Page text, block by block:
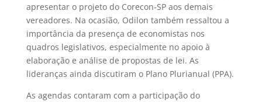
apresentar o projeto do Corecon-SP aos demais
vereadores. Na ocasião, Odilon também ressaltou a
importância da presença de economistas nos
quadros legislativos, especialmente no apoio à
elaboração e análise de propostas de lei. As
lideranças ainda discutiram o Plano Plurianual (PPA).
As agendas contaram com a participação do